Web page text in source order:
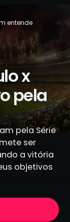
entende
TV a cabo
x
pela
pela Série
ser
a vitória
objetivos